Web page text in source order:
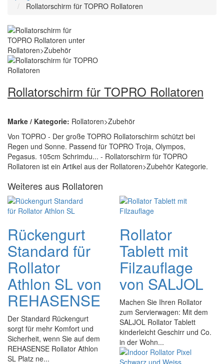
Rollatorschirm für TOPRO Rollatoren
Rollatorschirm für TOPRO Rollatoren
Marke / Kategorie: Rollatoren>Zubehör
Von TOPRO - Der große TOPRO Rollatorschirm schützt bei
Regen und Sonne. Passend für TOPRO Troja, Olympos,
Pegasus. 105cm Schrimdu... - Rollatorschirm für TOPRO
Rollatoren ist ein Artikel aus der Rollatoren>Zubehör Kategorie.
Weiteres aus Rollatoren
Rückengurt
Standard für
Rollator
Athlon SL von
REHASENSE
Der Standard Rückengurt
sorgt für mehr Komfort und
Sicherheit, wenn Sie auf dem
REHASENSE Rollator Athlon
SL Platz ne...
Rollator
Tablett mit
Filzauflage
von SALJOL
Machen Sie Ihren Rollator
zum Servierwagen: Mit dem
SALJOL Rollator Tablett
kinderleicht Geschirr und Co.
in der Wohn...